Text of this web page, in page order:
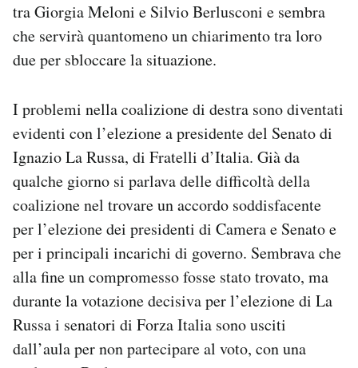
tra Giorgia Meloni e Silvio Berlusconi e sembra
che servirà quantomeno un chiarimento tra loro
due per sbloccare la situazione.
I problemi nella coalizione di destra sono diventati
evidenti con l’elezione a presidente del Senato di
Ignazio La Russa, di Fratelli d’Italia. Già da
qualche giorno si parlava delle difficoltà della
coalizione nel trovare un accordo soddisfacente
per l’elezione dei presidenti di Camera e Senato e
per i principali incarichi di governo. Sembrava che
alla fine un compromesso fosse stato trovato, ma
durante la votazione decisiva per l’elezione di La
Russa i senatori di Forza Italia sono usciti
dall’aula per non partecipare al voto, con una